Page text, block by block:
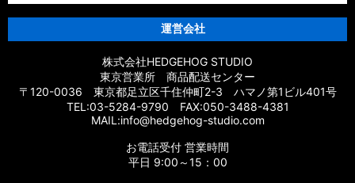
運営会社
株式会社HEDGEHOG STUDIO
東京営業所 商品配送センター
〒120-0036 東京都足立区千住仲町2-3 ハマノ第1ビル401号
TEL:03-5284-9790 FAX:050-3488-4381
MAIL:info@hedgehog-studio.com
お電話受付 営業時間
平日 9:00～15：00